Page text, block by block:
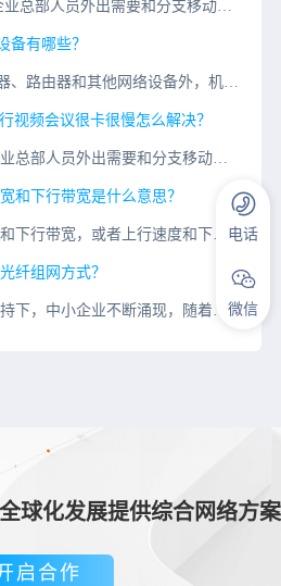
一、背景需求 海外企业总部人员外出需要和分支移动办公ZOOM视频会议协同办公视频会议，国内同事ZOOM视频会议打开很慢，经常视频会议发送失败，希望用ZOOM视频会议统一办公通信视频。 二、
备有哪些？
IDC除了熟悉的服务器、路由器和其他网络设备外，机房还有各种电源设备和复杂的环境。为了确保机房子系统的安全稳定运行，还需要实施机房监控系统，此时使用监控设备。今天我们将介绍它IDC机房常用的监控设备有
视频会议很卡很慢怎么解决？
一、背景需求海外企业总部人员外出需要和分支移动办公BlueJeans视频会议协同办公视频会议，国内同事BlueJeans视频会议打开很慢，经常视频会议发送失败，希望用BlueJeans视频会议统一办公
和下行带宽是什么意思？
企业带宽中上行带宽和下行带宽，或者上行速度和下行速度是什么意思？在设置路由器限速和配置其他软件时，经常会遇到上行速度和下行速度。很多用户根本不知道这两种意思，更不知道配置。微云网络将为大家进行详细的介
纤组网方式？
现在在国家政策的支持下，中小企业不断涌现，随着互联网的发展，覆盖人们生活的各个方面，这些中小企业的工作也与互联网不可分割，局域网带宽需求和5G的到来，光纤已成为局域网网络的主要传输媒介。如何选择合适的
球化发展提供综合网络方案
启合作
电话
微信